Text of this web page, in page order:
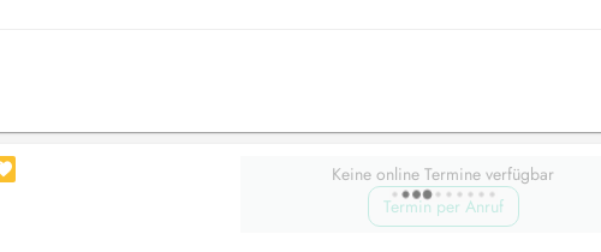
Keine online Termine verfügbar
Termin per Anruf